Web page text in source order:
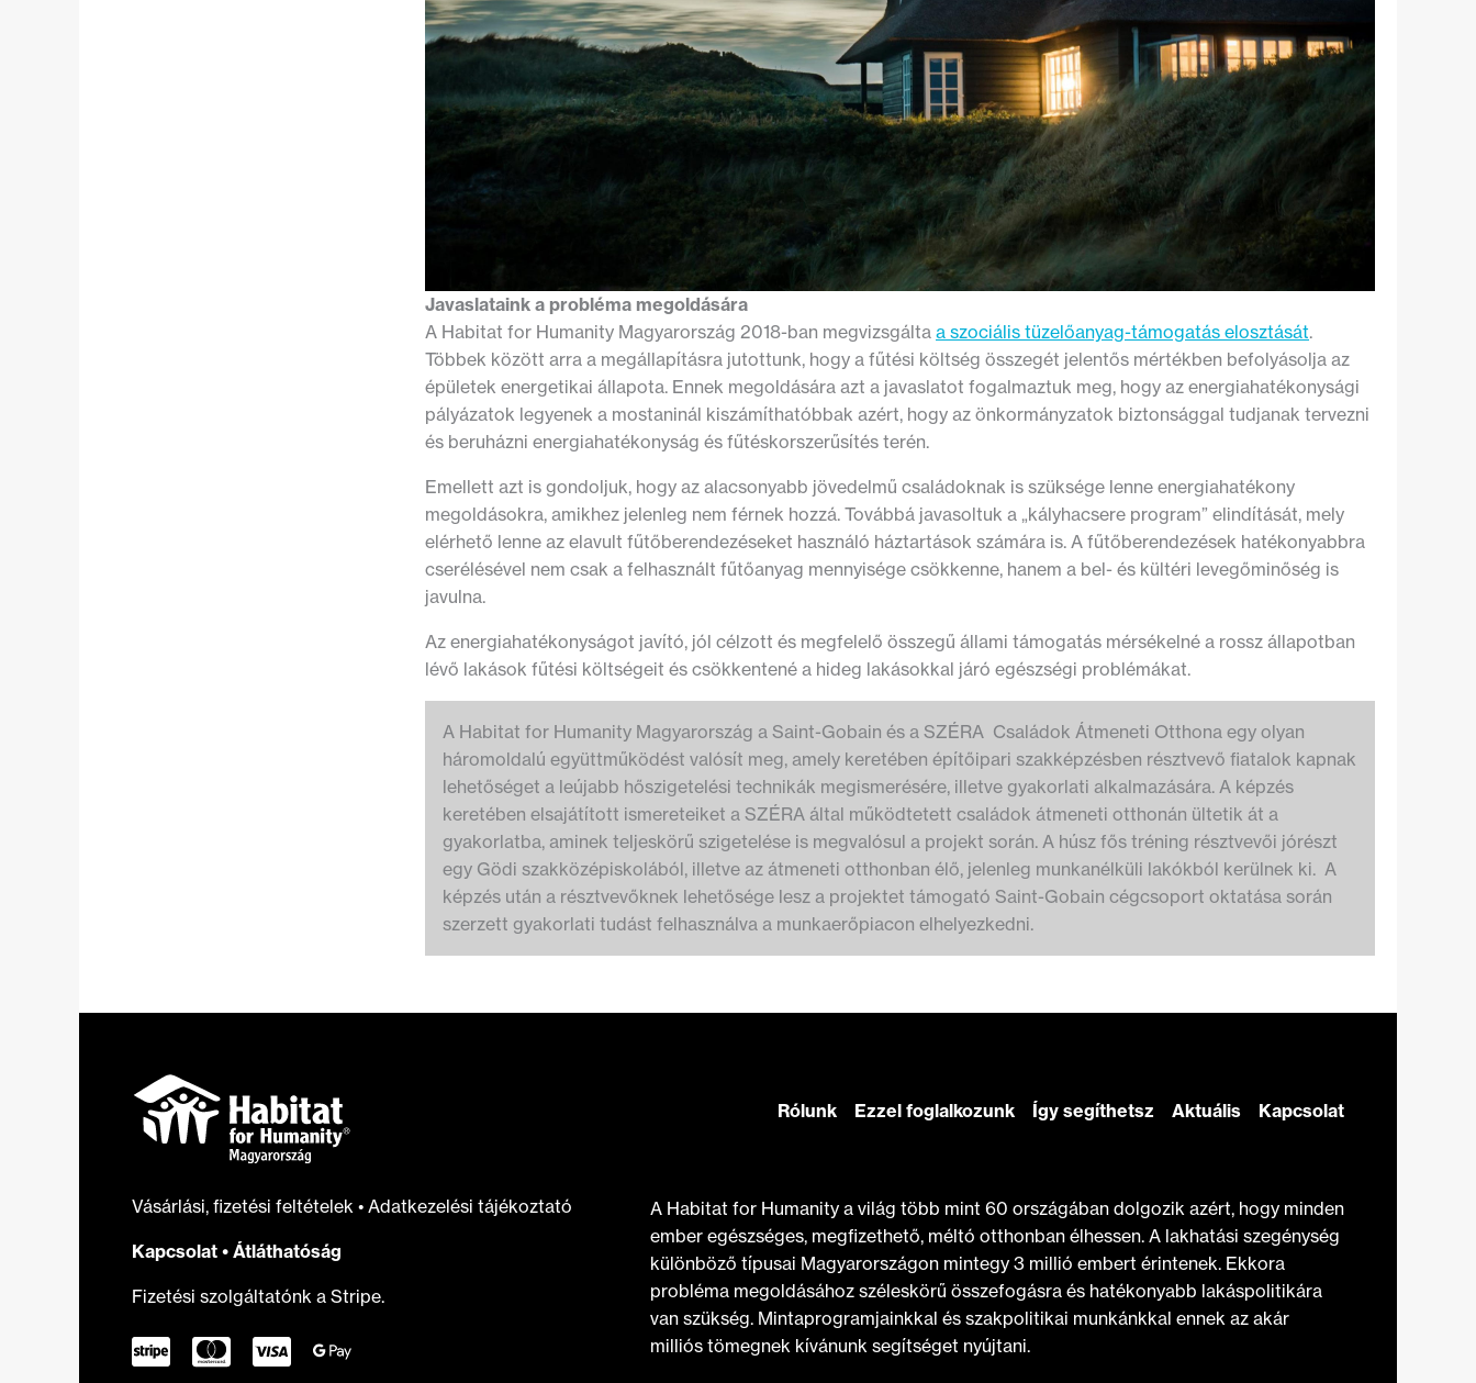
Javaslataink a probléma megoldására
A Habitat for Humanity Magyarország 2018-ban megvizsgálta a szociális tüzelőanyag-támogatás elosztását.
Többek között arra a megállapításra jutottunk, hogy a fűtési költség összegét jelentős mértékben befolyásolja az
épületek energetikai állapota. Ennek megoldására azt a javaslatot fogalmaztuk meg, hogy az energiahatékonysági
pályázatok legyenek a mostaninál kiszámíthatóbbak azért, hogy az önkormányzatok biztonsággal tudjanak tervezni
és beruházni energiahatékonyság és fűtéskorszerűsítés terén.
Emellett azt is gondoljuk, hogy az alacsonyabb jövedelmű családoknak is szüksége lenne energiahatékony
megoldásokra, amikhez jelenleg nem férnek hozzá. Továbbá javasoltuk a „kályhacsere program” elindítását, mely
elérhető lenne az elavult fűtőberendezéseket használó háztartások számára is. A fűtőberendezések hatékonyabbra
cserélésével nem csak a felhasznált fűtőanyag mennyisége csökkenne, hanem a bel- és kültéri levegőminőség is
javulna.
Az energiahatékonyságot javító, jól célzott és megfelelő összegű állami támogatás mérsékelné a rossz állapotban
lévő lakások fűtési költségeit és csökkentené a hideg lakásokkal járó egészségi problémákat.
A Habitat for Humanity Magyarország a Saint-Gobain és a SZÉRA Családok Átmeneti Otthona egy olyan
háromoldalú együttműködést valósít meg, amely keretében építőipari szakképzésben résztvevő fiatalok kapnak
lehetőséget a leújabb hőszigetelési technikák megismerésére, illetve gyakorlati alkalmazására. A képzés
keretében elsajátított ismereteiket a SZÉRA által működtetett családok átmeneti otthonán ültetik át a
gyakorlatba, aminek teljeskörű szigetelése is megvalósul a projekt során. A húsz fős tréning résztvevői jórészt
egy Gödi szakközépiskolából, illetve az átmeneti otthonban élő, jelenleg munkanélküli lakókból kerülnek ki. A
képzés után a résztvevőknek lehetősége lesz a projektet támogató Saint-Gobain cégcsoport oktatása során
szerzett gyakorlati tudást felhasználva a munkaerőpiacon elhelyezkedni.
Vásárlási, fizetési feltételek • Adatkezelési tájékoztató
Kapcsolat • Átláthatóság
Fizetési szolgáltatónk a Stripe.
Rólunk Ezzel foglalkozunk Így segíthetsz Aktuális Kapcsolat
A Habitat for Humanity a világ több mint 60 országában dolgozik azért, hogy minden
ember egészséges, megfizethető, méltó otthonban élhessen. A lakhatási szegénység
különböző típusai Magyarországon mintegy 3 millió embert érintenek. Ekkora
probléma megoldásához széleskörű összefogásra és hatékonyabb lakáspolitikára
van szükség. Mintaprogramjainkkal és szakpolitikai munkánkkal ennek az akár
milliós tömegnek kívánunk segítséget nyújtani.